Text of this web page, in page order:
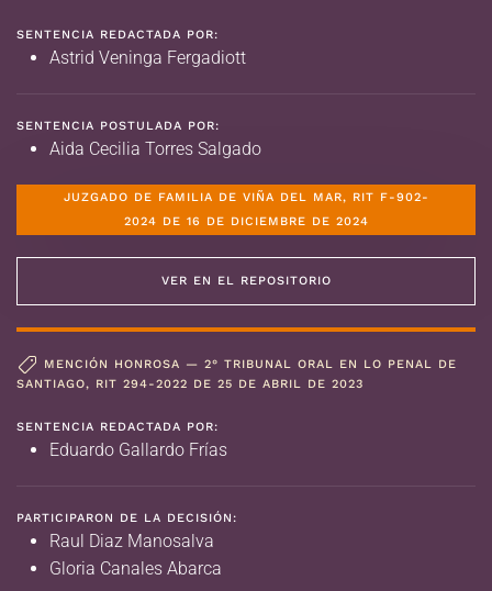
SENTENCIA REDACTADA POR:
Astrid Veninga Fergadiott
SENTENCIA POSTULADA POR:
Aida Cecilia Torres Salgado
JUZGADO DE FAMILIA DE VIÑA DEL MAR, RIT F-902-
2024 DE 16 DE DICIEMBRE DE 2024
VER EN EL REPOSITORIO
MENCIÓN HONROSA — 2° TRIBUNAL ORAL EN LO PENAL DE
SANTIAGO, RIT 294-2022 DE 25 DE ABRIL DE 2023
SENTENCIA REDACTADA POR:
Eduardo Gallardo Frías
PARTICIPARON DE LA DECISIÓN:
Raul Diaz Manosalva
Gloria Canales Abarca